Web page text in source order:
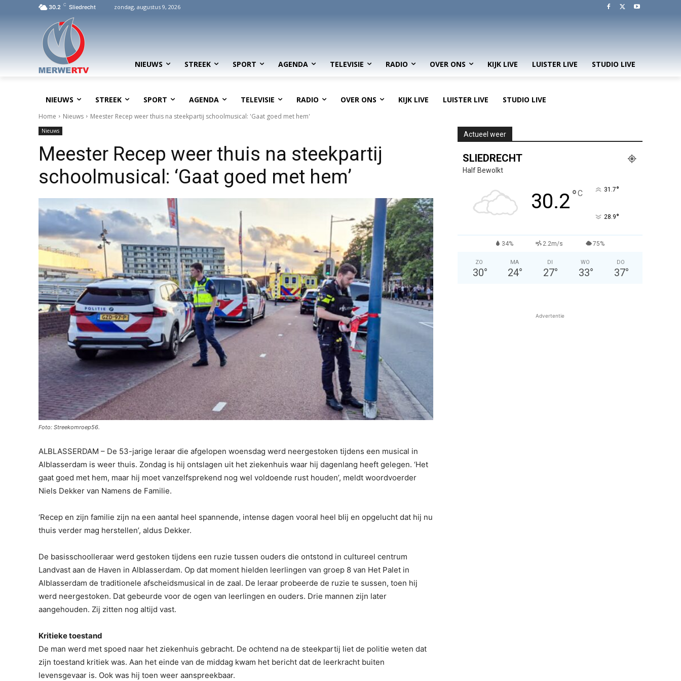
30.2 C Sliedrecht zondag, augustus 9, 2026
NIEUWS STREEK SPORT AGENDA TELEVISIE RADIO OVER ONS KIJK LIVE LUISTER LIVE STUDIO LIVE
NIEUWS STREEK SPORT AGENDA TELEVISIE RADIO OVER ONS KIJK LIVE LUISTER LIVE STUDIO LIVE
Home Nieuws Meester Recep weer thuis na steekpartij schoolmusical: 'Gaat goed met hem'
Nieuws
Meester Recep weer thuis na steekpartij
schoolmusical: ‘Gaat goed met hem’
Foto: Streekomroep56.
ALBLASSERDAM – De 53-jarige leraar die afgelopen woensdag werd neergestoken tijdens een musical in
Alblasserdam is weer thuis. Zondag is hij ontslagen uit het ziekenhuis waar hij dagenlang heeft gelegen. ‘Het
gaat goed met hem, maar hij moet vanzelfsprekend nog wel voldoende rust houden’, meldt woordvoerder
Niels Dekker van Namens de Familie.
‘Recep en zijn familie zijn na een aantal heel spannende, intense dagen vooral heel blij en opgelucht dat hij nu
thuis verder mag herstellen’, aldus Dekker.
De basisschoolleraar werd gestoken tijdens een ruzie tussen ouders die ontstond in cultureel centrum
Landvast aan de Haven in Alblasserdam. Op dat moment hielden leerlingen van groep 8 van Het Palet in
Alblasserdam de traditionele afscheidsmusical in de zaal. De leraar probeerde de ruzie te sussen, toen hij
werd neergestoken. Dat gebeurde voor de ogen van leerlingen en ouders. Drie mannen zijn later
aangehouden. Zij zitten nog altijd vast.
Kritieke toestand
De man werd met spoed naar het ziekenhuis gebracht. De ochtend na de steekpartij liet de politie weten dat
zijn toestand kritiek was. Aan het einde van de middag kwam het bericht dat de leerkracht buiten
levensgevaar is. Ook was hij toen weer aanspreekbaar.
Actueel weer
SLIEDRECHT
Half Bewolkt
30.2°C 31.7°
28.9°
34% 2.2m/s 75%
ZO
30°
MA
24°
DI
27°
WO
33°
DO
37°
Advertentie